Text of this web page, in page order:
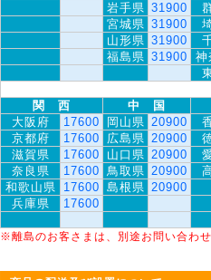
岩手県 31900
宮城県 31900
山形県 31900
福島県 31900 神
関 西 中 国
大阪府
17600 岡山県 20900
京都府
17600 広島県 20900
滋賀県
17600 山口県 20900
奈良県
17600 鳥取県 20900
和歌山県
17600 島根県 20900
兵庫県
17600
※離島のお客さまは、別途お問い合わせ